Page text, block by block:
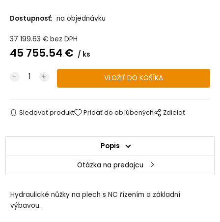
Dostupnosť: na objednávku
37 199.63 € bez DPH
45 755.54 € ks
Sledovať produkt Pridať do obľúbených Zdielať
Popis
Otázka na predajcu
Hydraulické nůžky na plech s NC řízením a základní
výbavou.